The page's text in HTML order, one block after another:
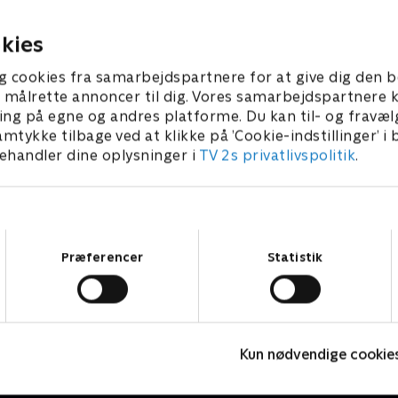
cookies fra samarbejdspartnere for at give dig den
annoncer til dig. Vores samarbejdspartnere
på egne og andres platforme. Du kan til- og
tilbage ved at klikke på ’Cookie-indstillinger’ i
dine oplysninger i TV 2s privatlivspolitik.
Præferencer Statistik
Kun nødvendige
med
Bang dyster i krejleri.
• 29 min
spil i 'Krejlerkongen'.